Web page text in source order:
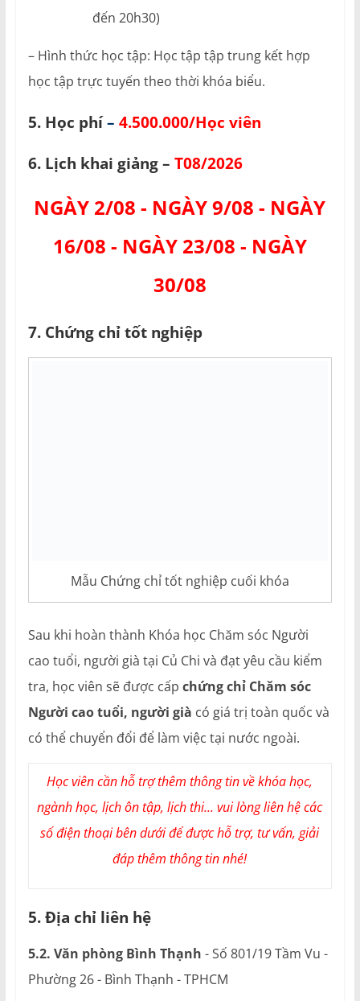
đến 20h30)
– Hình thức học tập: Học tập tập trung kết hợp
học tập trực tuyến theo thời khóa biểu.
5. Học phí– 4.500.000/Học viên
6. Lịch khai giảng – T08/2026
NGÀY 2/08 - NGÀY 9/08 - NGÀY
16/08 - NGÀY 23/08 - NGÀY
30/08
7. Chứng chỉ tốt nghiệp
Mẫu Chứng chỉ tốt nghiệp cuối khóa
Sau khi hoàn thành Khóa học Chăm sóc Người
cao tuổi, người già tại Củ Chi và đạt yêu cầu kiểm
tra, học viên sẽ được cấp chứng chỉ Chăm sóc
Người cao tuổi, người già có giá trị toàn quốc và
có thể chuyển đổi để làm việc tại nước ngoài.
Học viên cần hỗ trợ thêm thông tin về khóa học,
ngành học, lịch ôn tập, lịch thi... vui lòng liên hệ các
số điện thoại bên dưới để được hỗ trợ, tư vấn, giải
đáp thêm thông tin nhé!
5. Địa chỉ liên hệ
5.2. Văn phòng Bình Thạnh - Số 801/19 Tầm Vu -
Phường 26 - Bình Thạnh - TPHCM